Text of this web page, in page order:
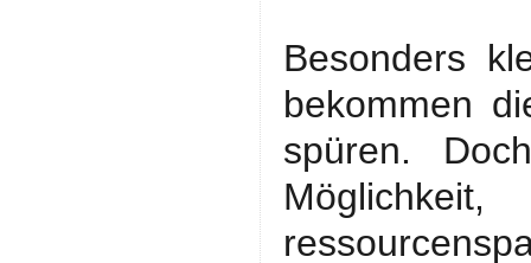
Besonders
bekommen
spüren.